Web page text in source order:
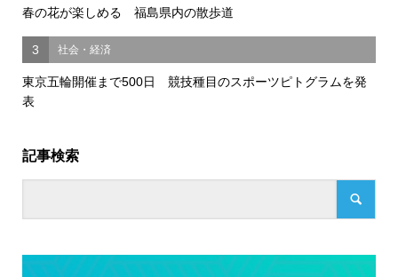
春の花が楽しめる 福島県内の散歩道
3 社会・経済
東京五輪開催まで500日 競技種目のスポーツピトグラムを発
表
記事検索